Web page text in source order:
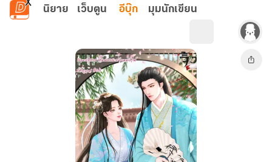
ข้ามไปยังเนื้อหาหลัก
นิยาย เว็บตูน อีบุ๊ก มุมนักเขียน